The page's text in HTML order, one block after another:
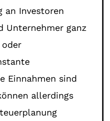
an Investoren
Unternehmer ganz
Einnahmen sind
allerdings